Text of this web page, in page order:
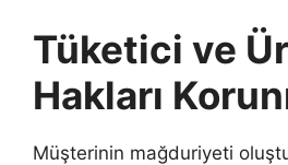
Tüketici ve
Hakları
Müşterinin mağduriyeti